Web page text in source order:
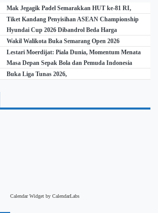
Mak Jegagik Padel Semarakkan HUT ke-81 RI,
Tiket Kandang Penyisihan ASEAN Championship
Hyundai Cup 2026 Dibandrol Beda Harga
Wakil Walikota Buka Semarang Open 2026
Lestari Moerdijat: Piala Dunia, Momentum Menata
Masa Depan Sepak Bola dan Pemuda Indonesia
Buka Liga Tunas 2026,
Calendar Widget by CalendarLabs